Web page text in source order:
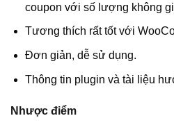
coupon với số lượng không
Tương thích rất tốt với
Đơn giản, dễ sử dụng.
Thông tin plugin và tài liệu
Nhược điểm